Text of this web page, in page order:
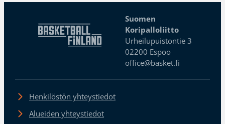
Suomen
Koripalloliitto
Urheilupuistontie 3
02200 Espoo
office@basket.fi
Henkilöstön yhteystiedot
Alueiden yhteystiedot